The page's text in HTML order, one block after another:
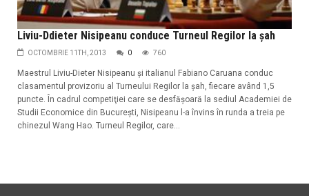
Liviu-Ddieter Nisipeanu conduce Turneul Regilor la şah
OCTOMBRIE 11TH, 2013 0 760
Maestrul Liviu-Dieter Nisipeanu şi italianul Fabiano Caruana conduc
clasamentul provizoriu al Turneului Regilor la şah, fiecare având 1,5
puncte. În cadrul competiţiei care se desfăşoară la sediul Academiei de
Studii Economice din Bucureşti, Nisipeanu l-a învins în runda a treia pe
chinezul Wang Hao. Turneul Regilor, care...